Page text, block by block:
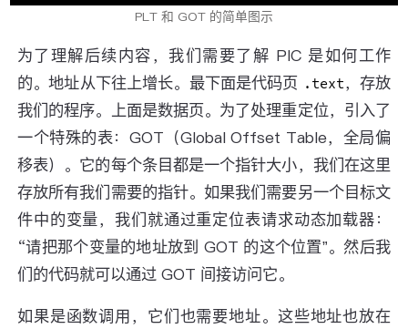
PLT 和 GOT 的简单图示
为了理解后续内容，我们需要了解 PIC 是如何工作
的。地址从下往上增长。最下面是代码页 .text，存放
我们的程序。上面是数据页。为了处理重定位，引入了
一个特殊的表：GOT（Global Offset Table，全局偏
移表）。它的每个条目都是一个指针大小，我们在这里
存放所有我们需要的指针。如果我们需要另一个目标文
件中的变量，我们就通过重定位表请求动态加载器：
“请把那个变量的地址放到 GOT 的这个位置”。然后我
们的代码就可以通过 GOT 间接访问它。
如果是函数调用，它们也需要地址。这些地址也放在